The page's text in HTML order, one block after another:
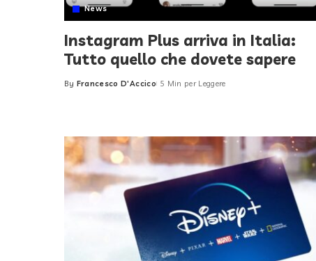
News
Instagram Plus arriva in Italia:
Tutto quello che dovete sapere
Posted
By Francesco D'Accico 5 Min per Leggere